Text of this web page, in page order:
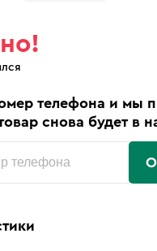
телефона и мы
снова будет в